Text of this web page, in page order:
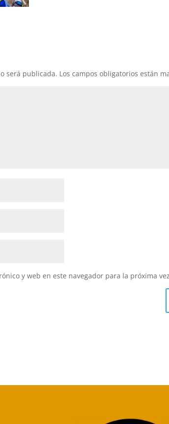
será publicada. Los campos obligatorios están
y web en este navegador para la próxima